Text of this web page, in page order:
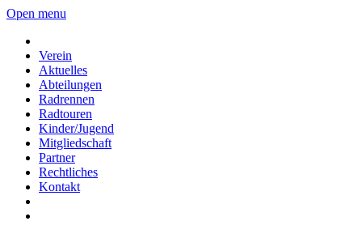
Open menu
Verein
Aktuelles
Abteilungen
Radrennen
Radtouren
Kinder/Jugend
Mitgliedschaft
Partner
Rechtliches
Kontakt